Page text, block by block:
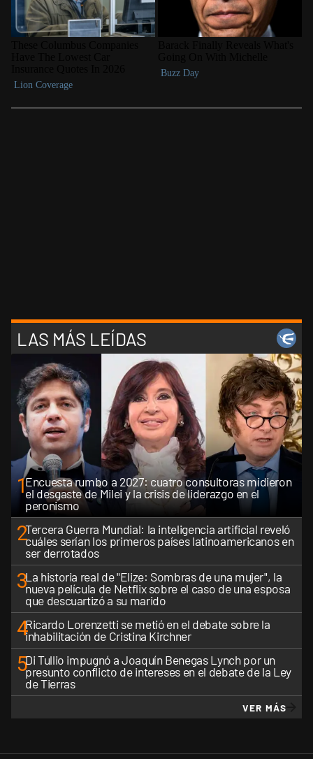
LAS MÁS LEÍDAS
1Encuesta rumbo a 2027: cuatro consultoras midieron
el desgaste de Milei y la crisis de liderazgo en el
peronismo
2Tercera Guerra Mundial: la inteligencia artificial reveló
cuáles serían los primeros países latinoamericanos en
ser derrotados
3La historia real de "Elize: Sombras de una mujer", la
nueva película de Netflix sobre el caso de una esposa
que descuartizó a su marido
4Ricardo Lorenzetti se metió en el debate sobre la
inhabilitación de Cristina Kirchner
5Di Tullio impugnó a Joaquín Benegas Lynch por un
presunto conflicto de intereses en el debate de la Ley
de Tierras
VER MÁS